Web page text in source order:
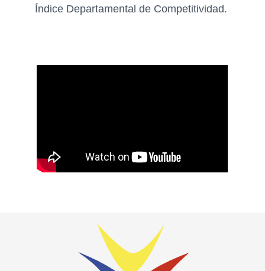
Índice Departamental de Competitividad.